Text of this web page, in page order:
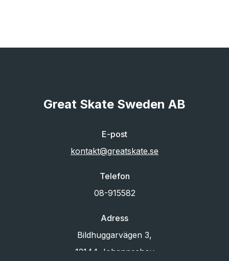
Great Skate Sweden AB
E-post
kontakt@greatskate.se
Telefon
08-915582
Adress
Bildhuggarvägen 3,
12144 Johanneshov